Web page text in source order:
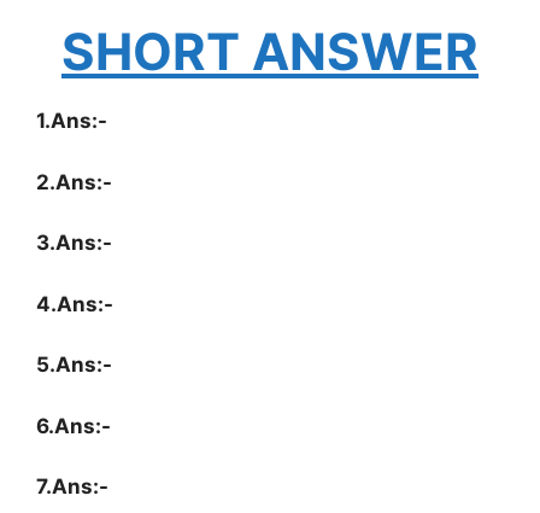
SHORT ANSWER
1.Ans:-
2.Ans:-
3.Ans:-
4.Ans:-
5.Ans:-
6.Ans:-
7.Ans:-